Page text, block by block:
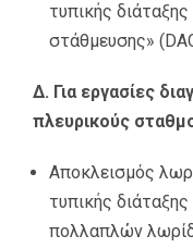
τυπικής
στάθμευσης»
Δ. Για εργασίες
πλευρικούς
Αποκλεισμός
τυπικής
πολλαπλών